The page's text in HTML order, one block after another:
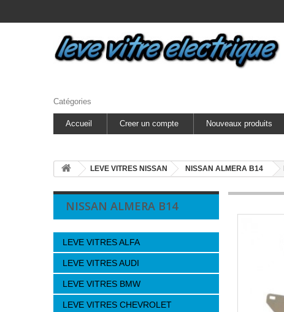
Catégories
Accueil Creer un compte Nouveaux produits
LEVE VITRES NISSAN NISSAN ALMERA B14
NISSAN ALMERA B14
LEVE VITRES ALFA
LEVE VITRES AUDI
LEVE VITRES BMW
LEVE VITRES CHEVROLET